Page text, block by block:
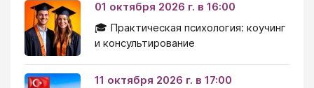
01 октября 2026 г. в 16:00
🎓 Практическая психология: коучинг
и консультирование
11 октября 2026 г. в 17:00